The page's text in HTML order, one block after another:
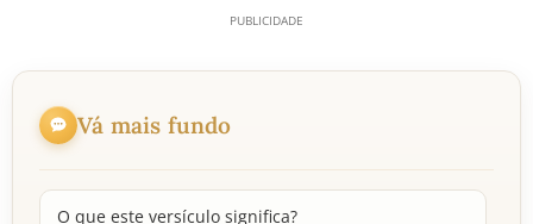
Vá mais fundo
O que este versículo significa?